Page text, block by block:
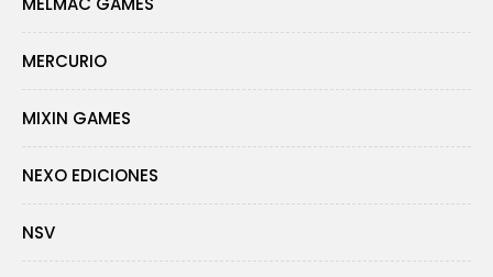
MERCURIO
MIXIN GAMES
NEXO EDICIONES
NSV